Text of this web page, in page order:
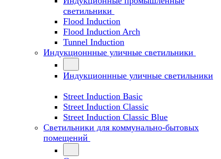
светильники
Flood Induction
Flood Induction Arch
Tunnel Induction
Индукционнные уличные светильники
Индукционнные уличные светильники
Street Induction Basic
Street Induction Classic
Street Induction Classic Blue
Светильники для коммунально-бытовых
помещений